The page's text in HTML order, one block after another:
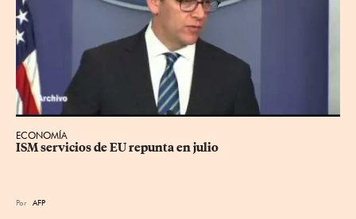
ECONOMÍA
ISM servicios de EU repunta en julio
Por AFP